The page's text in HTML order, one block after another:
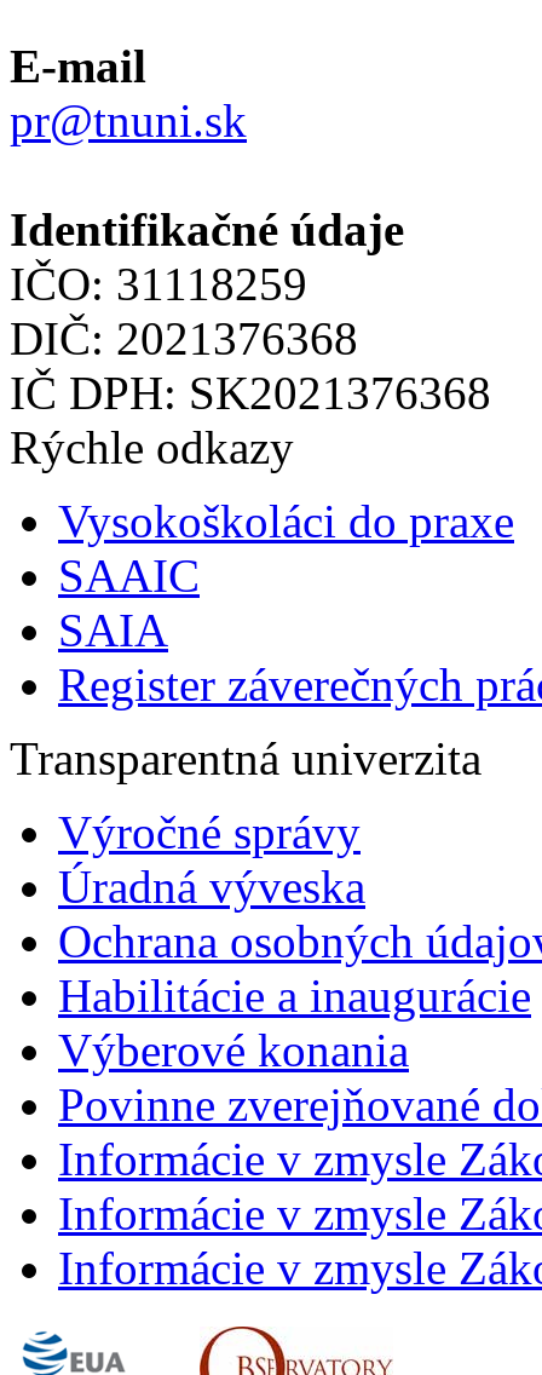
E-mail
pr@tnuni.sk
Identifikačné údaje
IČO: 31118259
DIČ: 2021376368
IČ DPH: SK2021376368
Rýchle odkazy
Vysokoškoláci do praxe
SAAIC
SAIA
Register záverečných
Transparentná univerzita
Výročné správy
Úradná výveska
Ochrana osobných
Habilitácie a inaugurácie
Výberové konania
Povinne zverejňované
Informácie v zmysle
Informácie v zmysle
Informácie v zmysle